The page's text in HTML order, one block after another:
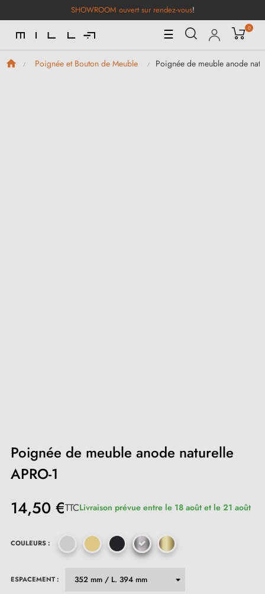
SHOWROOM ouvert sur rendez-vous!
Basculer
la
navigation
☰ 0
Poignée et Bouton de Meuble Poignée de meuble anode
Poignée de meuble anode naturelle
APRO-1
14,50 €TTCLivraison prévue entre le 18 août et le 21 août
COULEURS :
ESPACEMENT :